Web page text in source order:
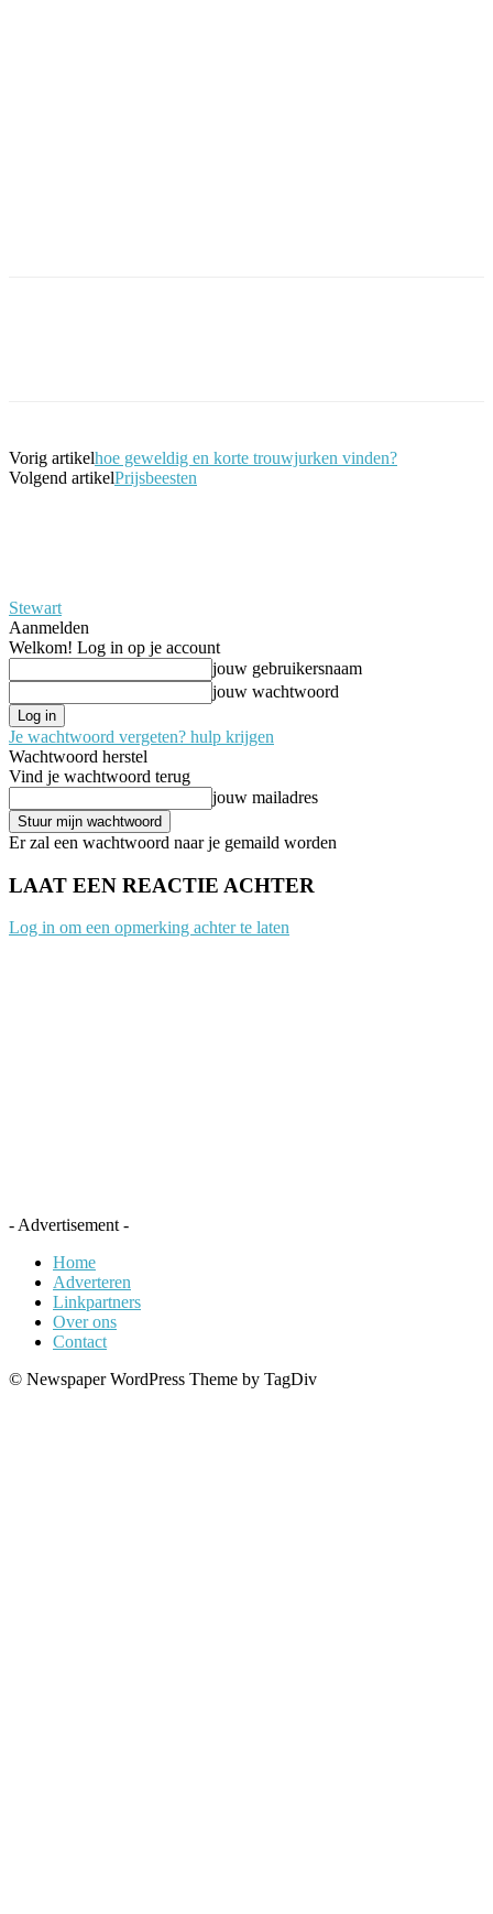
Vorig artikelhoe geweldig en korte trouwjurken vinden?
Volgend artikelPrijsbeesten
Stewart
Aanmelden
Welkom! Log in op je account
jouw gebruikersnaam
jouw wachtwoord
Je wachtwoord vergeten? hulp krijgen
Wachtwoord herstel
Vind je wachtwoord terug
jouw mailadres
Er zal een wachtwoord naar je gemaild worden
LAAT EEN REACTIE ACHTER
Log in om een opmerking achter te laten
- Advertisement -
Home
Adverteren
Linkpartners
Over ons
Contact
© Newspaper WordPress Theme by TagDiv